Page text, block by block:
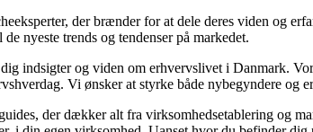
der brænder for at dele deres viden og
nyeste trends og tendenser på markedet.
indsigter og viden om erhvervslivet i Danmark.
Vi ønsker at styrke både nybegyndere og
der dækker alt fra virksomhedsetablering og